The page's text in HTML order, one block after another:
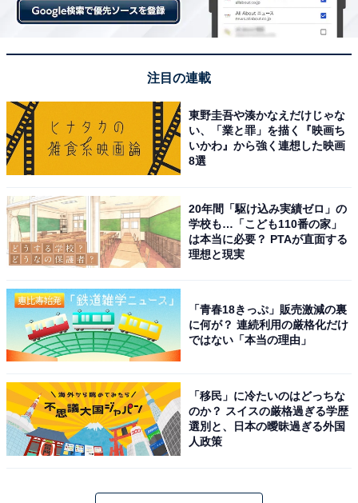
【6月の運勢】いて座（射手座）
【6月の運勢】やぎ座（山羊座）
【6月の運勢】みずがめ座（水瓶座）
【6月の運勢】うお座（魚座）
占い師：章月 綾乃
占い、心理テストの執筆、監修。雑誌、Web、広告
注目の連載
東野圭吾や湊かなえだけじゃな
い、「業と罪」を描く『映画ち
いかわ』から強く連想した映画
8選
20年間「駆け込み実績ゼロ」の
学校も…「こども110番の家」
は本当に必要？ PTAが直面する
理想と現実
「青春18きっぷ」販売激減の裏
に何が？ 連続利用の厳格化だけ
ではない「本当の理由」
「移民」に冷たいのはどっちな
のか？ スイスの厳格過ぎる学歴
選別と、日本の曖昧過ぎる外国
人政策